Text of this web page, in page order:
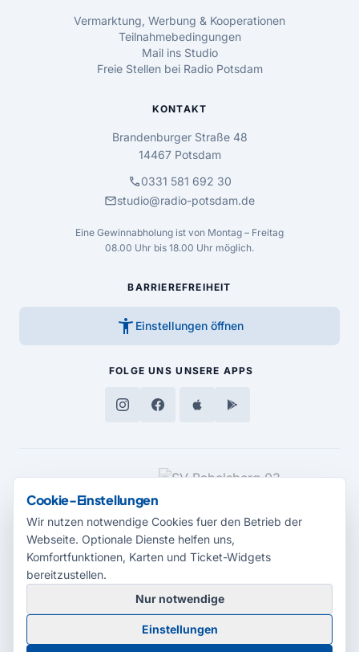
Vermarktung, Werbung & Kooperationen
Teilnahmebedingungen
Mail ins Studio
Freie Stellen bei Radio Potsdam
KONTAKT
Brandenburger Straße 48
14467 Potsdam
call0331 581 692 30
mailstudio@radio-potsdam.de
Eine Gewinnabholung ist von Montag – Freitag
08.00 Uhr bis 18.00 Uhr möglich.
BARRIEREFREIHEIT
accessibility_new Einstellungen öffnen
FOLGE UNS UNSERE APPS
MEDIENPARTNER
© 2026 Radio Potsdam. Webseite entwickelt durch dieMedienagentur
Babelsberg
BarrierefreiheitserklärungAGBDatenschutzImpressum
Cookie-Einstellungen
Wir nutzen notwendige Cookies fuer den Betrieb der
Webseite. Optionale Dienste helfen uns,
Komfortfunktionen, Karten und Ticket-Widgets
bereitzustellen.
Nur notwendige
Einstellungen